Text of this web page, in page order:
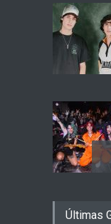
Últimas